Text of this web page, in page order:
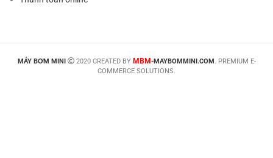
MÁY BƠM MINI 2020 CREATED BY MBM-MAYBOMMINI.COM . PREMIUM E-
COMMERCE SOLUTIONS.